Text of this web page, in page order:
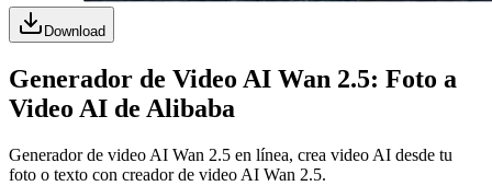
Download
Generador de Video AI Wan 2.5: Foto a
Video AI de Alibaba
Generador de video AI Wan 2.5 en línea, crea video AI desde tu
foto o texto con creador de video AI Wan 2.5.